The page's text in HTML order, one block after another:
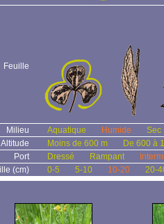
Feuille
Milieu Aquatique Humide
Sec
Altitude
Moins de 600 m
De 600 à
Port
Dressé Rampant
(cm)
0-5 5-10 10-20 20-